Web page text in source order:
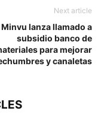
Next article
Minvu lanza llamado a
subsidio banco de
para mejorar
y canaletas